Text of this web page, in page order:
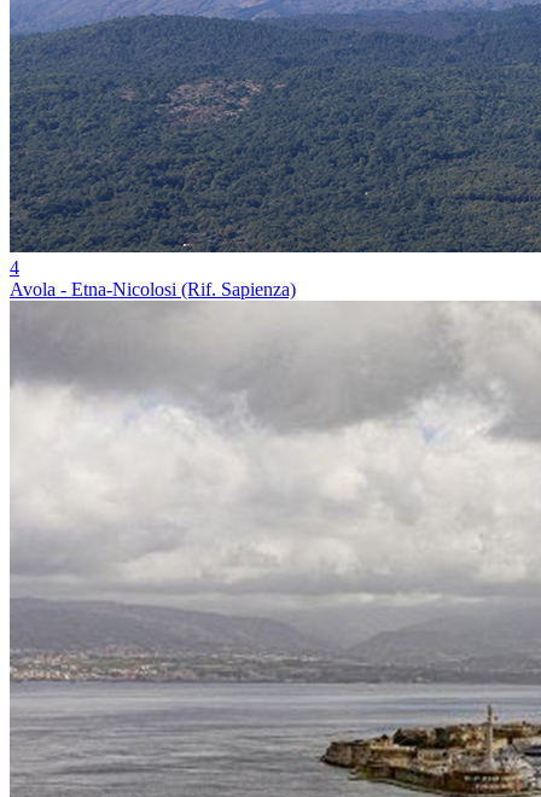
4
Avola - Etna-Nicolosi (Rif. Sapienza)